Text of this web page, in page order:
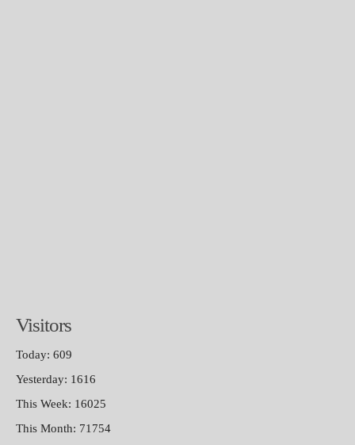
Visitors
Today: 609
Yesterday: 1616
This Week: 16025
This Month: 71754